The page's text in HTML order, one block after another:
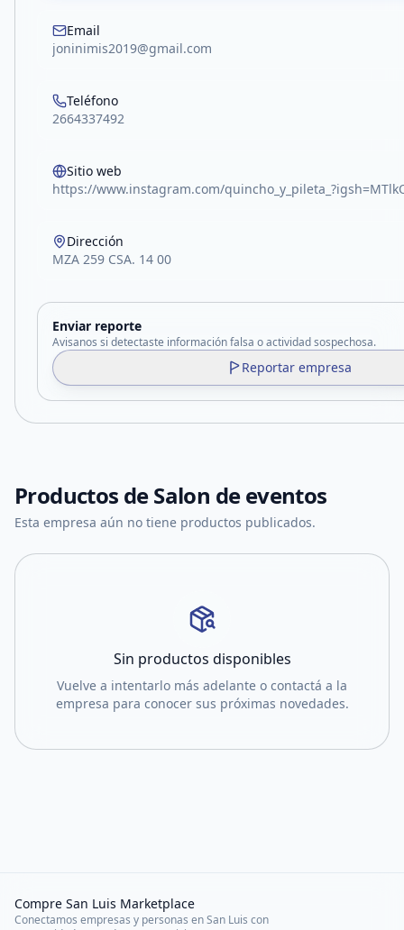
Email
joninimis2019@gmail.com
Teléfono
2664337492
Sitio web
https://www.instagram.com/
Dirección
MZA 259 CSA. 14 00
Enviar reporte
Avisanos si detectaste información falsa o actividad sospechosa.
Reportar empresa
Productos deSalon de eventos
Esta empresa aún no tiene productos publicados.
Sin productos disponibles
Vuelve a intentarlo más adelante o contactá a la
empresa para conocer sus próximas novedades.
Compre San Luis Marketplace
Conectamos empresas y personas en San Luis con